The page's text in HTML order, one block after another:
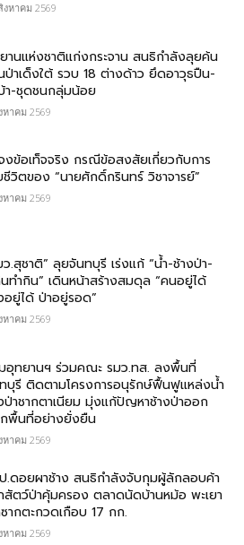
งหาคม 2569
านแห่งชาติแก่งกระจาน สนธิกำลังลุยค้น
ป่าเด็งใต้ รวบ 18 ต่างด้าว ยึดอาวุธปืน-
า-ชุดชนกลุ่มน้อย
หาคม 2569
งข้อเท็จจริง กรณีข้อสงสัยเกี่ยวกับการ
ชีวิตของ “นายศักดิ์กรินทร์ วิชาจารย์”
หาคม 2569
ว.สุชาติ” ลุยจันทบุรี เร่งแก้ “น้ำ-ช้างป่า-
ทำกิน” เดินหน้าสร้างสมดุล “คนอยู่ได้
อยู่ได้ ป่าอยู่รอด”
หาคม 2569
อุทยานฯ ร่วมคณะ รมว.ทส. ลงพื้นที่
บุรี ติดตามโครงการอนุรักษ์ฟื้นฟูแหล่งน้ำ
ป่าชากตาเนียม มุ่งแก้ปัญหาช้างป่าออก
พื้นที่อย่างยั่งยืน
หาคม 2569
.ดอยผาช้าง สนธิกำลังจับกุมผู้ลักลอบค้า
สัตว์ป่าคุ้มครอง ตลาดนัดบ้านหม้อ พะเยา
ากตะกวดเกือบ 17 กก.
หาคม 2569